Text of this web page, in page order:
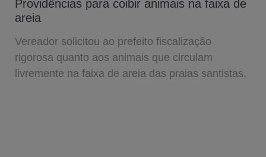
Providências para coibir animais na faixa de
areia
Vereador solicitou ao prefeito fiscalização
rigorosa quanto aos animais que circulam
livremente na faixa de areia das praias santistas.